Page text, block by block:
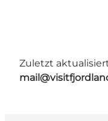
Zuletzt